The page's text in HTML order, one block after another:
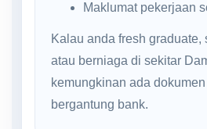
Maklumat pekerjaan
Kalau anda fresh graduate,
atau berniaga di sekitar
kemungkinan ada
bergantung bank.